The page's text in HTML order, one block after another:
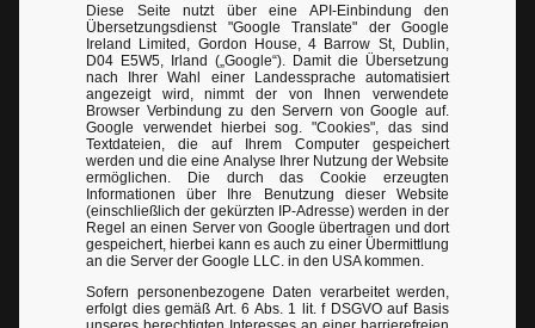
Diese Seite nutzt über eine API-Einbindung den
Übersetzungsdienst "Google Translate" der Google
Ireland Limited, Gordon House, 4 Barrow St, Dublin,
D04 E5W5, Irland („Google“). Damit die Übersetzung
nach Ihrer Wahl einer Landessprache automatisiert
angezeigt wird, nimmt der von Ihnen verwendete
Browser Verbindung zu den Servern von Google auf.
Google verwendet hierbei sog. "Cookies", das sind
Textdateien, die auf Ihrem Computer gespeichert
werden und die eine Analyse Ihrer Nutzung der Website
ermöglichen. Die durch das Cookie erzeugten
Informationen über Ihre Benutzung dieser Website
(einschließlich der gekürzten IP-Adresse) werden in der
Regel an einen Server von Google übertragen und dort
gespeichert, hierbei kann es auch zu einer Übermittlung
an die Server der Google LLC. in den USA kommen.
Sofern personenbezogene Daten verarbeitet werden,
erfolgt dies gemäß Art. 6 Abs. 1 lit. f DSGVO auf Basis